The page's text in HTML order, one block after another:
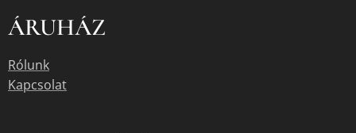
ÁRUHÁZ
Rólunk
Kapcsolat